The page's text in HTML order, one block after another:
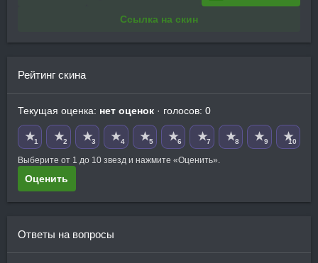
Ссылка на скин
Рейтинг скина
Текущая оценка: нет оценок · голосов: 0
★1 ★2 ★3 ★4 ★5 ★6 ★7 ★8 ★9 ★10
Выберите от 1 до 10 звезд и нажмите «Оценить».
Оценить
Ответы на вопросы